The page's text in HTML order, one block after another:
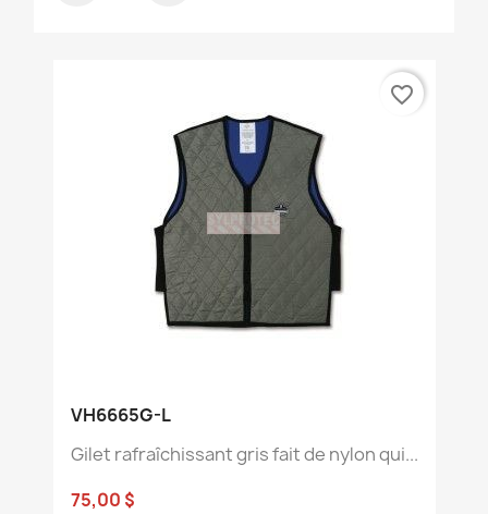
VH6665G-L
Gilet rafraîchissant gris fait de nylon qui...
75,00 $
favorite_border